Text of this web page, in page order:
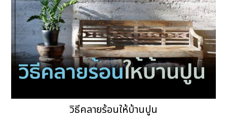
วิธีคลายร้อนให้บ้านปูน